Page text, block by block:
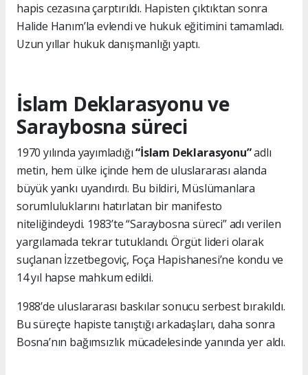
hapis cezasına çarptırıldı. Hapisten çıktıktan sonra
Halide Hanım’la evlendi ve hukuk eğitimini tamamladı.
Uzun yıllar hukuk danışmanlığı yaptı.
İslam Deklarasyonu ve
Saraybosna süreci
1970 yılında yayımladığı“İslam Deklarasyonu”adlı
metin, hem ülke içinde hem de uluslararası alanda
büyük yankı uyandırdı. Bu bildiri, Müslümanlara
sorumluluklarını hatırlatan bir manifesto
niteliğindeydi. 1983’te “Saraybosna süreci” adı verilen
yargılamada tekrar tutuklandı. Örgüt lideri olarak
suçlanan İzzetbegoviç, Foça Hapishanesi’ne kondu ve
14 yıl hapse mahkum edildi.
1988’de uluslararası baskılar sonucu serbest bırakıldı.
Bu süreçte hapiste tanıştığı arkadaşları, daha sonra
Bosna’nın bağımsızlık mücadelesinde yanında yer aldı.